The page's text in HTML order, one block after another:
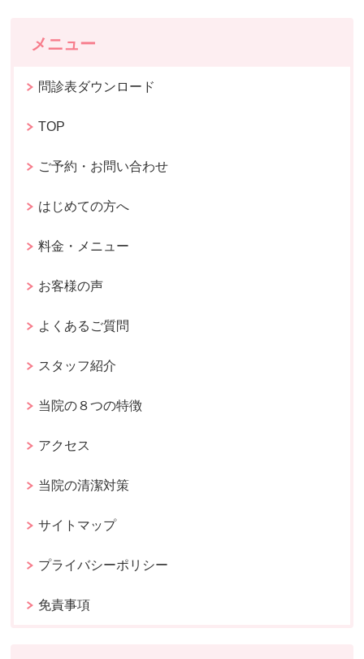
メニュー
問診表ダウンロード
TOP
ご予約・お問い合わせ
はじめての方へ
料金・メニュー
お客様の声
よくあるご質問
スタッフ紹介
当院の８つの特徴
アクセス
当院の清潔対策
サイトマップ
プライバシーポリシー
免責事項